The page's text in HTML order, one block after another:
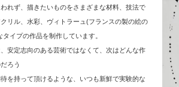
れず、描きたいものをさまざまな材料、技法で
リル、水彩、ヴィトラーュ(フランスの製の絵の
イプの作品を制作しています。
安定志向のある芸術ではなくて、次はどんな作
ろう
を持って頂けるような、いつも新鮮で実験的な